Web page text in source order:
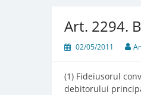
Art. 2294.
02/05/2011
(1) Fideiusorul
debitorului